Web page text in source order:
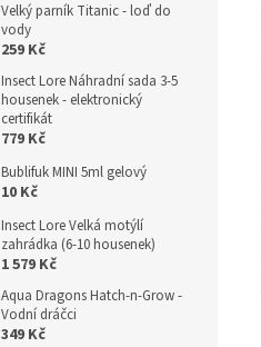
Velký parník Titanic - loď do
vody
259 Kč
Insect Lore Náhradní sada 3-5
housenek - elektronický
certifikát
779 Kč
Bublifuk MINI 5ml gelový
10 Kč
Insect Lore Velká motýlí
zahrádka (6-10 housenek)
1 579 Kč
Aqua Dragons Hatch-n-Grow -
Vodní dráčci
349 Kč